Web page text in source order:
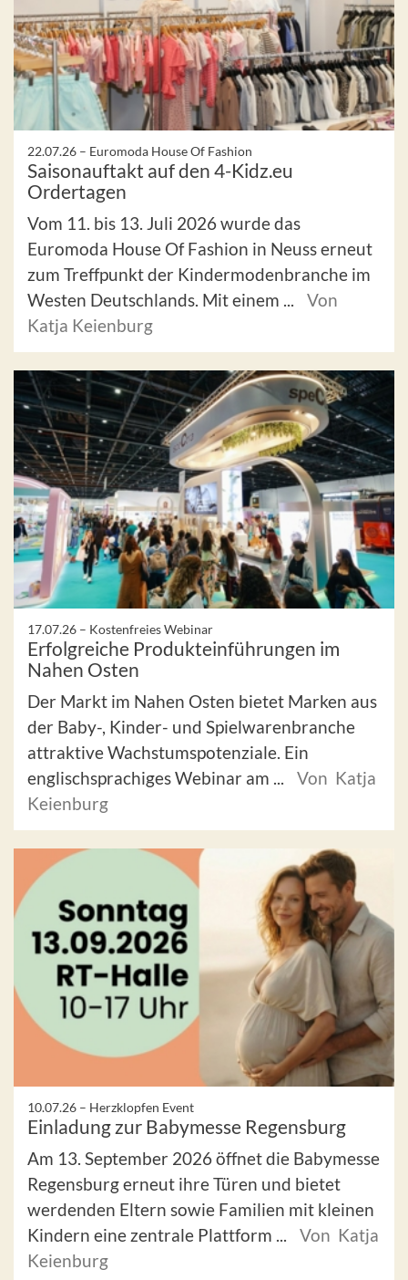
22.07.26 – Euromoda House Of Fashion
Saisonauftakt auf den 4-Kidz.eu
Ordertagen
Vom 11. bis 13. Juli 2026 wurde das
Euromoda House Of Fashion in Neuss erneut
zum Treffpunkt der Kindermodenbranche im
Westen Deutschlands. Mit einem ...
Von
Katja Keienburg
17.07.26 – Kostenfreies Webinar
Erfolgreiche Produkteinführungen im
Nahen Osten
Der Markt im Nahen Osten bietet Marken aus
der Baby-, Kinder- und Spielwarenbranche
attraktive Wachstumspotenziale. Ein
englischsprachiges Webinar am ...
Von Katja
Keienburg
10.07.26 – Herzklopfen Event
Einladung zur Babymesse Regensburg
Am 13. September 2026 öffnet die Babymesse
Regensburg erneut ihre Türen und bietet
werdenden Eltern sowie Familien mit kleinen
Kindern eine zentrale Plattform ...
Von Katja
Keienburg